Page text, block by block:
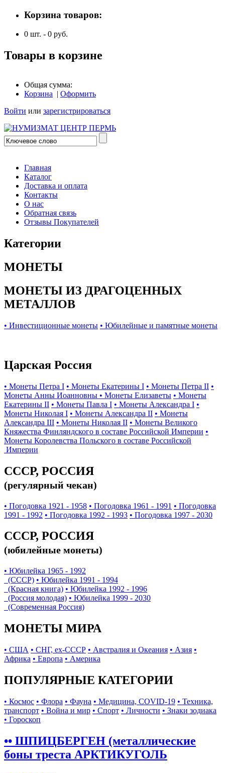
Корзина товаров:
0 шт. - 0 руб.
Товары в корзине
Общая сумма:
Корзина | Оформить
Войти или зарегистрироваться
Главная
Каталог
Доставка и оплата
Контакты
О нас
Обратная связь
Отзывы Покупателей
Категории
МОНЕТЫ
МОНЕТЫ ИЗ ДРАГОЦЕННЫХ
МЕТАЛЛОВ
• Инвестиционные монеты • Юбилейные и памятные монеты
Царская Россия
• Монеты Петра I • Монеты Екатерины I • Монеты Петра II •
Монеты Анны Иоанновны • Монеты Елизаветы • Монеты
Екатерины II • Монеты Павла I • Монеты Александра I •
Монеты Николая I • Монеты Александра II • Монеты
Александра III • Монеты Николая II • Монеты Великого
Княжества Финляндского в составе Российской Империи •
Монеты Королевства Польского в составе Российской
Империи
СССР, РОССИЯ
(регулярный чекан)
• Погодовка 1921 - 1958 • Погодовка 1961 - 1991 • Погодовка
1991 - 1992 • Погодовка 1992 - 1993 • Погодовка 1997 - 2030
СССР, РОССИЯ
(юбилейные монеты)
• Юбилейка 1965 - 1992
(СССР) • Юбилейка 1991 - 1994
(Красная книга) • Юбилейка 1992 - 1996
(Россия молодая) • Юбилейка 1999 - 2030
(Современная Россия)
МОНЕТЫ МИРА
• США • СНГ, ex-СССР • Австралия и Океания • Азия •
Африка • Европа • Америка
ПОПУЛЯРНЫЕ КАТЕГОРИИ
• Космос • Флора • Фауна • Медицина, COVID-19 • Техника,
транспорт • Война и мир • Спорт • Личности • Знаки зодиака
• Гороскоп
•• ШПИЦБЕРГЕН (металлические
боны треста АРКТИКУГОЛЬ